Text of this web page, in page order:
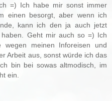
=) Ich habe mir sonst immer
einen besorgt, aber wenn ich
kann ich den ja auch jetzt
Geht mir auch so =) Ich
wegen meinen Inforeisen und
Arbeit aus, sonst würde ich das
bin bei sowas altmodisch, im
ein.